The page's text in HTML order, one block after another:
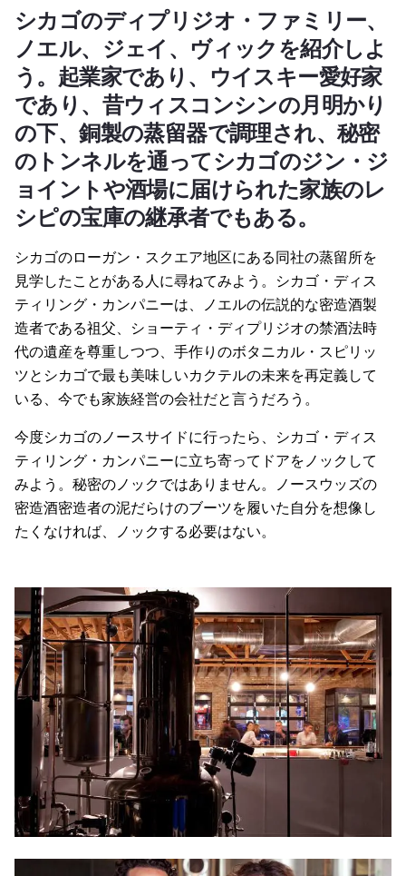
シカゴのディプリジオ・ファミリー、
ノエル、ジェイ、ヴィックを紹介しよ
う。起業家であり、ウイスキー愛好家
であり、昔ウィスコンシンの月明かり
の下、銅製の蒸留器で調理され、秘密
のトンネルを通ってシカゴのジン・ジ
ョイントや酒場に届けられた家族のレ
シピの宝庫の継承者でもある。
シカゴのローガン・スクエア地区にある同社の蒸留所を
見学したことがある人に尋ねてみよう。シカゴ・ディス
ティリング・カンパニーは、ノエルの伝説的な密造酒製
造者である祖父、ショーティ・ディプリジオの禁酒法時
代の遺産を尊重しつつ、手作りのボタニカル・スピリッ
ツとシカゴで最も美味しいカクテルの未来を再定義して
いる、今でも家族経営の会社だと言うだろう。
今度シカゴのノースサイドに行ったら、シカゴ・ディス
ティリング・カンパニーに立ち寄ってドアをノックして
みよう。秘密のノックではありません。ノースウッズの
密造酒密造者の泥だらけのブーツを履いた自分を想像し
たくなければ、ノックする必要はない。